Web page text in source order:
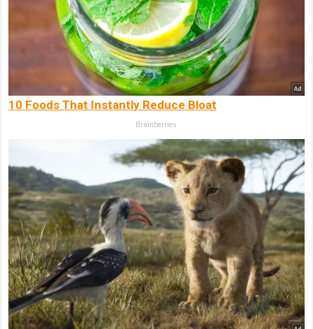
10 Foods That Instantly Reduce Bloat
Brainberries